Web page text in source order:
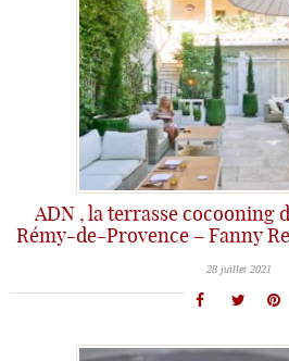
ADN , la terrasse cocooning
Rémy-de-Provence – Fanny
28 juillet 2021